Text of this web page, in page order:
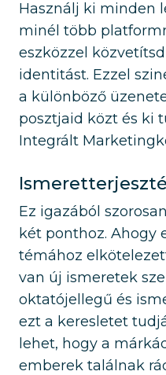
Használj ki minden
minél több
eszközzel
identitást. Ezzel
a különböző
posztjaid közt és ki
Integrált
Ez igazából
két ponthoz. Ahogy
témához
van új ismeretek
oktatójellegű és
ezt a keresletet
lehet, hogy a
emberek találnak